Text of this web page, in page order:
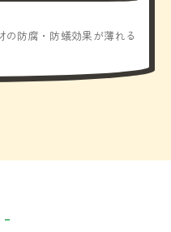
防腐・防蟻効果が薄れる
-